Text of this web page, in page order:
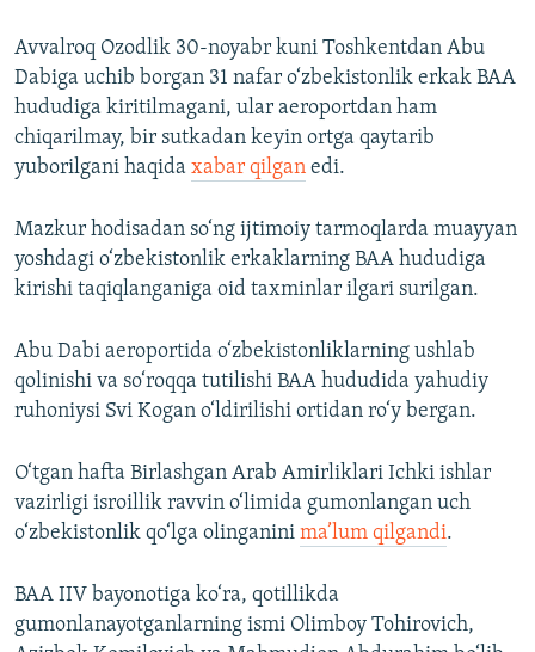
Avvalroq Ozodlik 30-noyabr kuni Toshkentdan Abu
Dabiga uchib borgan 31 nafar o‘zbekistonlik erkak BAA
hududiga kiritilmagani, ular aeroportdan ham
chiqarilmay, bir sutkadan keyin ortga qaytarib
yuborilgani haqida xabar qilgan edi.
Mazkur hodisadan so‘ng ijtimoiy tarmoqlarda muayyan
yoshdagi o‘zbekistonlik erkaklarning BAA hududiga
kirishi taqiqlanganiga oid taxminlar ilgari surilgan.
Abu Dabi aeroportida o‘zbekistonliklarning ushlab
qolinishi va so‘roqqa tutilishi BAA hududida yahudiy
ruhoniysi Svi Kogan o‘ldirilishi ortidan ro‘y bergan.
O‘tgan hafta Birlashgan Arab Amirliklari Ichki ishlar
vazirligi isroillik ravvin o‘limida gumonlangan uch
o‘zbekistonlik qo‘lga olinganini ma’lum qilgandi.
BAA IIV bayonotiga ko‘ra, qotillikda
gumonlanayotganlarning ismi Olimboy Tohirovich,